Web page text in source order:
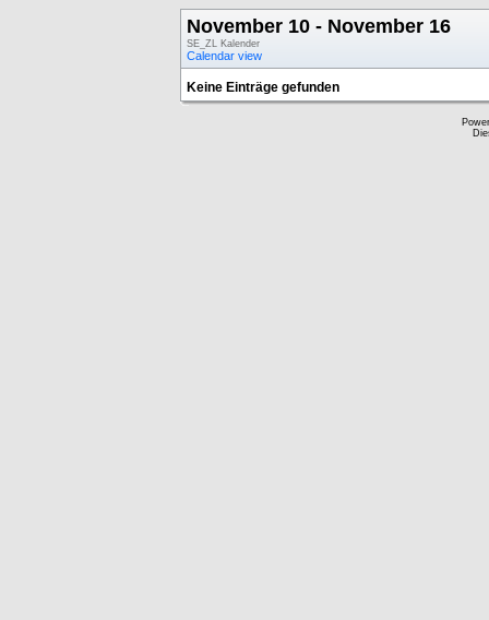
November 10 - November 16
SE_ZL Kalender
Calendar view
Keine Einträge gefunden